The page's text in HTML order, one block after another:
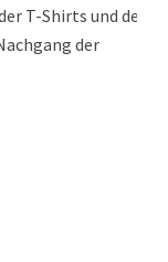
T-Shirts und der
der